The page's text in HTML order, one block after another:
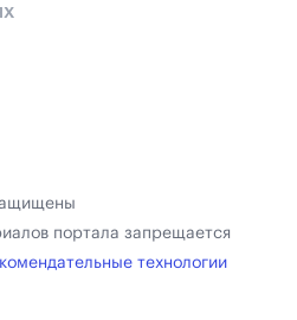
портала запрещается
технологии